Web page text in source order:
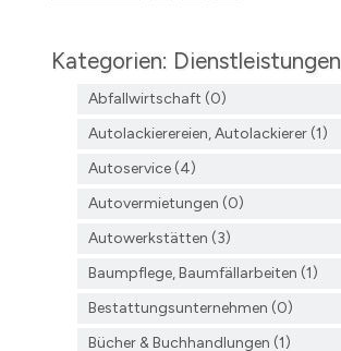
Kategorien: Dienstleistungen
Abfallwirtschaft (0)
Autolackierereien, Autolackierer (1)
Autoservice (4)
Autovermietungen (0)
Autowerkstätten (3)
Baumpflege, Baumfällarbeiten (1)
Bestattungsunternehmen (0)
Bücher & Buchhandlungen (1)